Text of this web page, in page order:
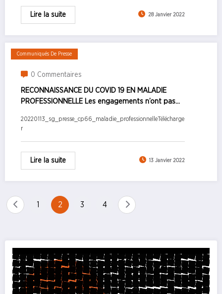
Lire la suite 28 Janvier 2022
Communiqués De Presse
0 Commentaires
RECONNAISSANCE DU COVID 19 EN MALADIE
PROFESSIONNELLE Les engagements n’ont pas
20220113_sg_presse_cp66_maladie_professionnelleTélécharge
r
Lire la suite 13 Janvier 2022
Pagination
1 2 3 4